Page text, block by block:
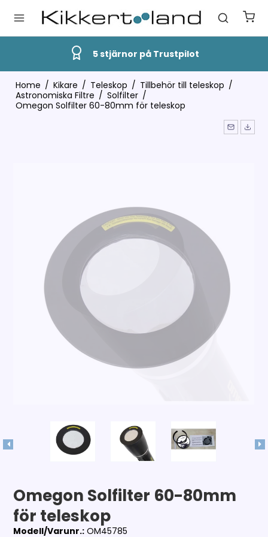
Snabb Leverans
Home / Kikare / Teleskop / Tillbehör till teleskop /
Astronomiska Filtre / Solfilter /
Omegon Solfilter 60-80mm för teleskop
Omegon Solfilter 60-80mm
för teleskop
Modell/Varunr.: OM45785